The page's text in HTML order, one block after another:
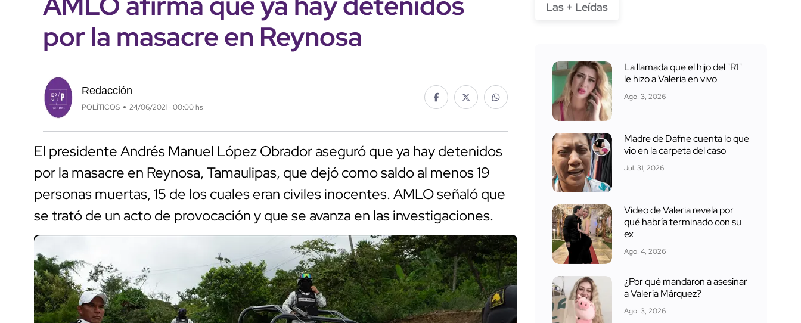
por la masacre en Reynosa
Redacción
POLÍTICOS 24/06/2021 · 00:00 hs
El presidente Andrés Manuel López Obrador aseguró que ya hay detenidos
por la masacre en Reynosa, Tamaulipas, que dejó como saldo al menos 19
personas muertas, 15 de los cuales eran civiles inocentes. AMLO señaló que
se trató de un acto de provocación y que se avanza en las investigaciones.
Las + Leídas
La llamada que el hijo del "R1"
le hizo a Valeria en vivo
Ago. 3, 2026
Madre de Dafne cuenta lo que
vio en la carpeta del caso
Jul. 31, 2026
Video de Valeria revela por
qué habría terminado con su
ex
Ago. 4, 2026
¿Por qué mandaron a asesinar
a Valeria Márquez?
Ago. 3, 2026